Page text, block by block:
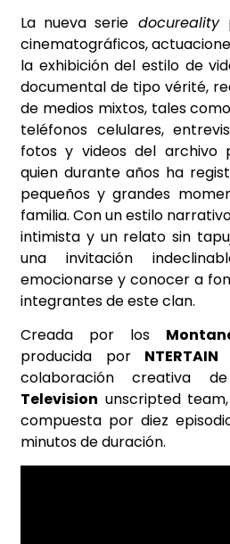
La nueva serie docureality
cinematográficos,
la exhibición del estilo de
documental de tipo vérité,
de medios mixtos, tales
teléfonos celulares,
fotos y videos del archivo
quien durante años ha
pequeños y grandes
familia. Con un estilo
intimista y un relato sin
una invitación
emocionarse y conocer a
integrantes de este clan.
Creada por los
producida por
colaboración creativa de
Television unscripted
compuesta por diez
minutos de duración.